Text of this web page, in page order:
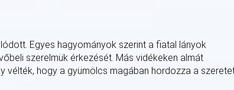
Egyes hagyományok szerint a fiatal lányok
szerelmük érkezését. Más vidékeken almát
vélték, hogy a gyümölcs magában hordozza a